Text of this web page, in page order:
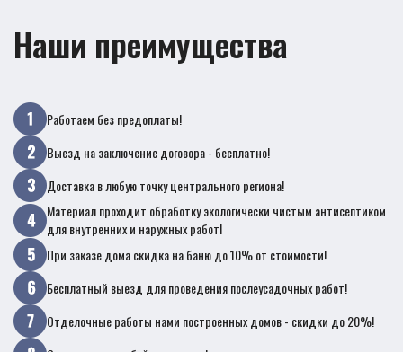
Наши преимущества
Работаем без предоплаты!
Выезд на заключение договора - бесплатно!
Доставка в любую точку центрального региона!
Материал проходит обработку экологически чистым антисептиком
для внутренних и наружных работ!
При заказе дома скидка на баню до 10% от стоимости!
Бесплатный выезд для проведения послеусадочных работ!
Отделочные работы нами построенных домов - скидки до 20%!